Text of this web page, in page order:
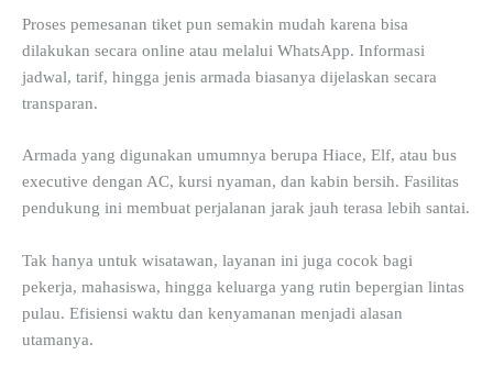
Proses pemesanan tiket pun semakin mudah karena bisa
dilakukan secara online atau melalui WhatsApp. Informasi
jadwal, tarif, hingga jenis armada biasanya dijelaskan secara
transparan.
Armada yang digunakan umumnya berupa Hiace, Elf, atau bus
executive dengan AC, kursi nyaman, dan kabin bersih. Fasilitas
pendukung ini membuat perjalanan jarak jauh terasa lebih santai.
Tak hanya untuk wisatawan, layanan ini juga cocok bagi
pekerja, mahasiswa, hingga keluarga yang rutin bepergian lintas
pulau. Efisiensi waktu dan kenyamanan menjadi alasan
utamanya.